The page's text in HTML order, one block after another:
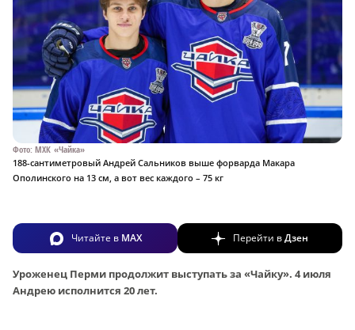
Фото: МХК «Чайка»
188-сантиметровый Андрей Сальников выше форварда Макара
Ополинского на 13 см, а вот вес каждого – 75 кг
Читайте в MAX Перейти вДзен
Уроженец Перми продолжит выступать за «Чайку». 4 июля
Андрею исполнится 20 лет.